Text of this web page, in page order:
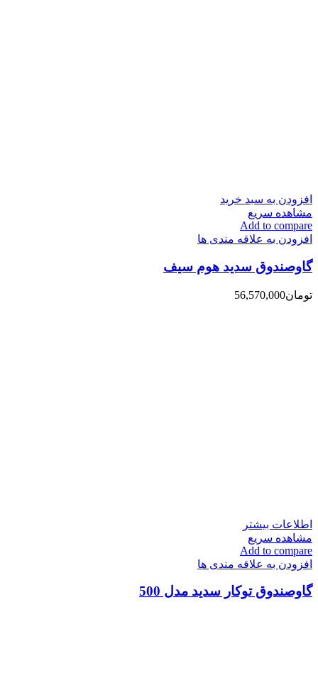
افزودن به سبد خرید
مشاهده سریع
Add to compare
افزودن به علاقه مندی ها
گاوصندوق سدید هوم سیف
تومان56,570,000
اطلاعات بیشتر
مشاهده سریع
Add to compare
افزودن به علاقه مندی ها
گاوصندوق توکار سدید مدل 500